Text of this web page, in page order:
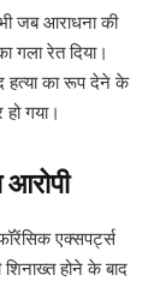
जब आराधना की
गला रेत दिया।
हत्या का रूप देने के
गया।
एक्सपर्ट्स
होने के बाद